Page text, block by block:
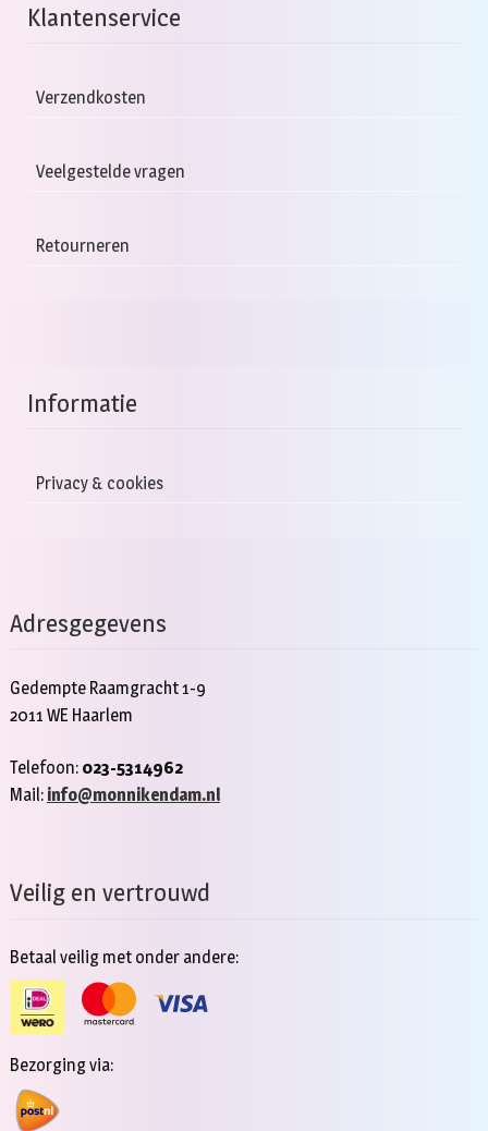
Klantenservice
Verzendkosten
Veelgestelde vragen
Retourneren
Informatie
Privacy & cookies
Adresgegevens
Gedempte Raamgracht 1-9
2011 WE Haarlem
Telefoon: 023-5314962
Mail: info@monnikendam.nl
Veilig en vertrouwd
Betaal veilig met onder andere:
Bezorging via: